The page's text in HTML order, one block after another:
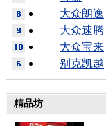
大众朗逸
大众速腾
大众宝来
别克凯越
精品坊